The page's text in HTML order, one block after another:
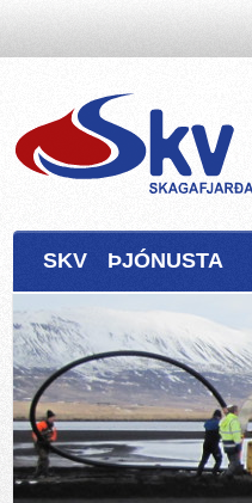
SKV ÞJÓNUSTA